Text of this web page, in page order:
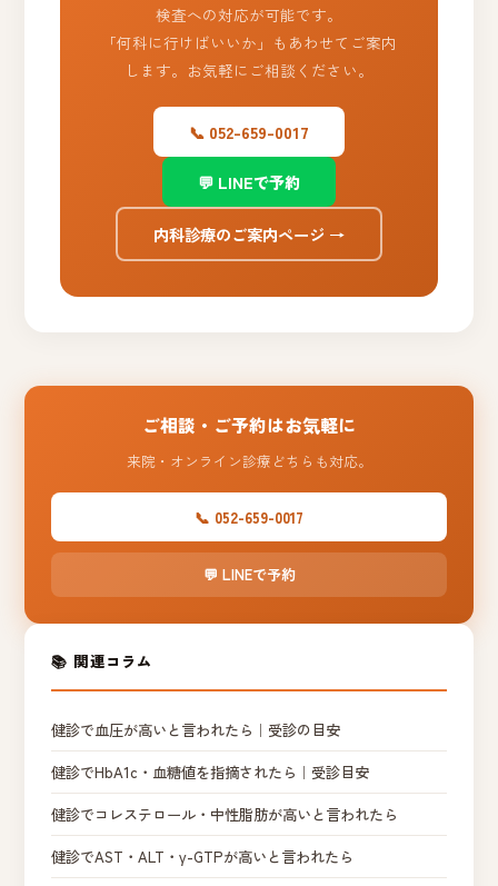
検査への対応が可能です。
「何科に行けばいいか」もあわせてご案内
します。お気軽にご相談ください。
📞 052-659-0017
💬 LINEで予約
内科診療のご案内ページ →
ご相談・ご予約はお気軽に
来院・オンライン診療どちらも対応。
📞 052-659-0017
💬 LINEで予約
📚 関連コラム
健診で血圧が高いと言われたら｜受診の目安
健診でHbA1c・血糖値を指摘されたら｜受診目安
健診でコレステロール・中性脂肪が高いと言われたら
健診でAST・ALT・γ-GTPが高いと言われたら